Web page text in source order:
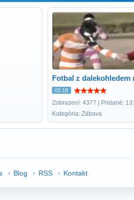
Fotbal z dalekohledem
02:18
Zobrazení: 4377 | Pridané:
Kategória: Zábava
Blog RSS Kontakt